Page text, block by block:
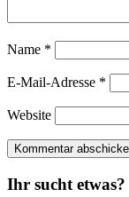
Name *
E-Mail-Adresse *
Website
Ihr sucht etwas?